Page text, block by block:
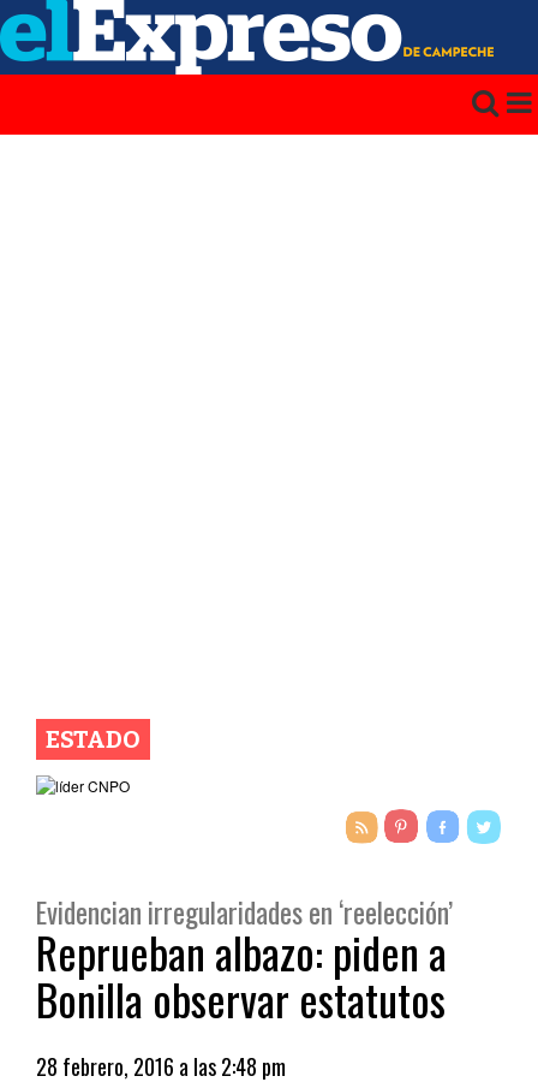
ESTADO
Evidencian irregularidades en ‘reelección’
Reprueban albazo: piden a
Bonilla observar estatutos
28 febrero, 2016 a las 2:48 pm